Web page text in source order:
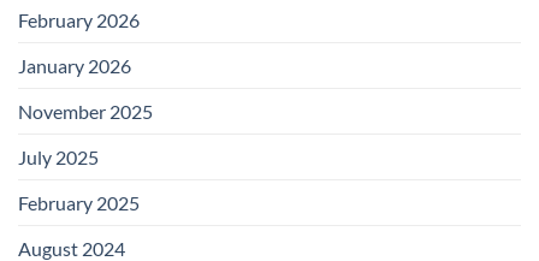
February 2026
January 2026
November 2025
July 2025
February 2025
August 2024